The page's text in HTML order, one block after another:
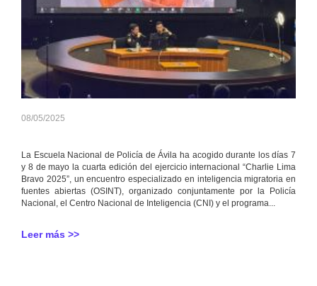
08/05/2025
La Escuela Nacional de Policía de Ávila ha acogido durante los días 7
y 8 de mayo la cuarta edición del ejercicio internacional “Charlie Lima
Bravo 2025”, un encuentro especializado en inteligencia migratoria en
fuentes abiertas (OSINT), organizado conjuntamente por la Policía
Nacional, el Centro Nacional de Inteligencia (CNI) y el programa...
Leer más >>